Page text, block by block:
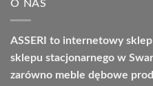
O NAS
ASSERI to internetowy
sklepu stacjonarnego w
zarówno meble dębowe